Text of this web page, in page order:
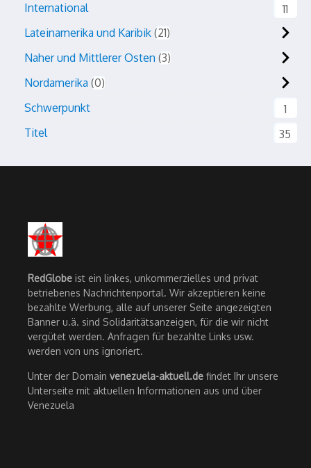
International
11
Lateinamerika und Karibik 21
Naher und Mittlerer Osten 3
Nordamerika 0
Schwerpunkt
1
Titel
35
RedGlobe ist ein linkes, unkommerzielles und privat
betriebenes Nachrichtenportal. Wir akzeptieren keine
bezahlte Werbung, alle auf unserer Seite angezeigten
Banner u.ä. sind Solidaritätsanzeigen, für die wir nicht
vergütet werden. Anfragen für bezahlte Links usw.
werden von uns ignoriert.
Unter der Domain venezuela-aktuell.de findet Ihr unsere
Unterseite mit aktuellen Informationen aus und über
Venezuela